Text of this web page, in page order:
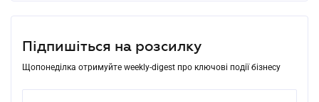
Підпишіться на розсилку
Щопонеділка отримуйте weekly-digest про ключові події бізнесу